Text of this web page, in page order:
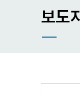
보도